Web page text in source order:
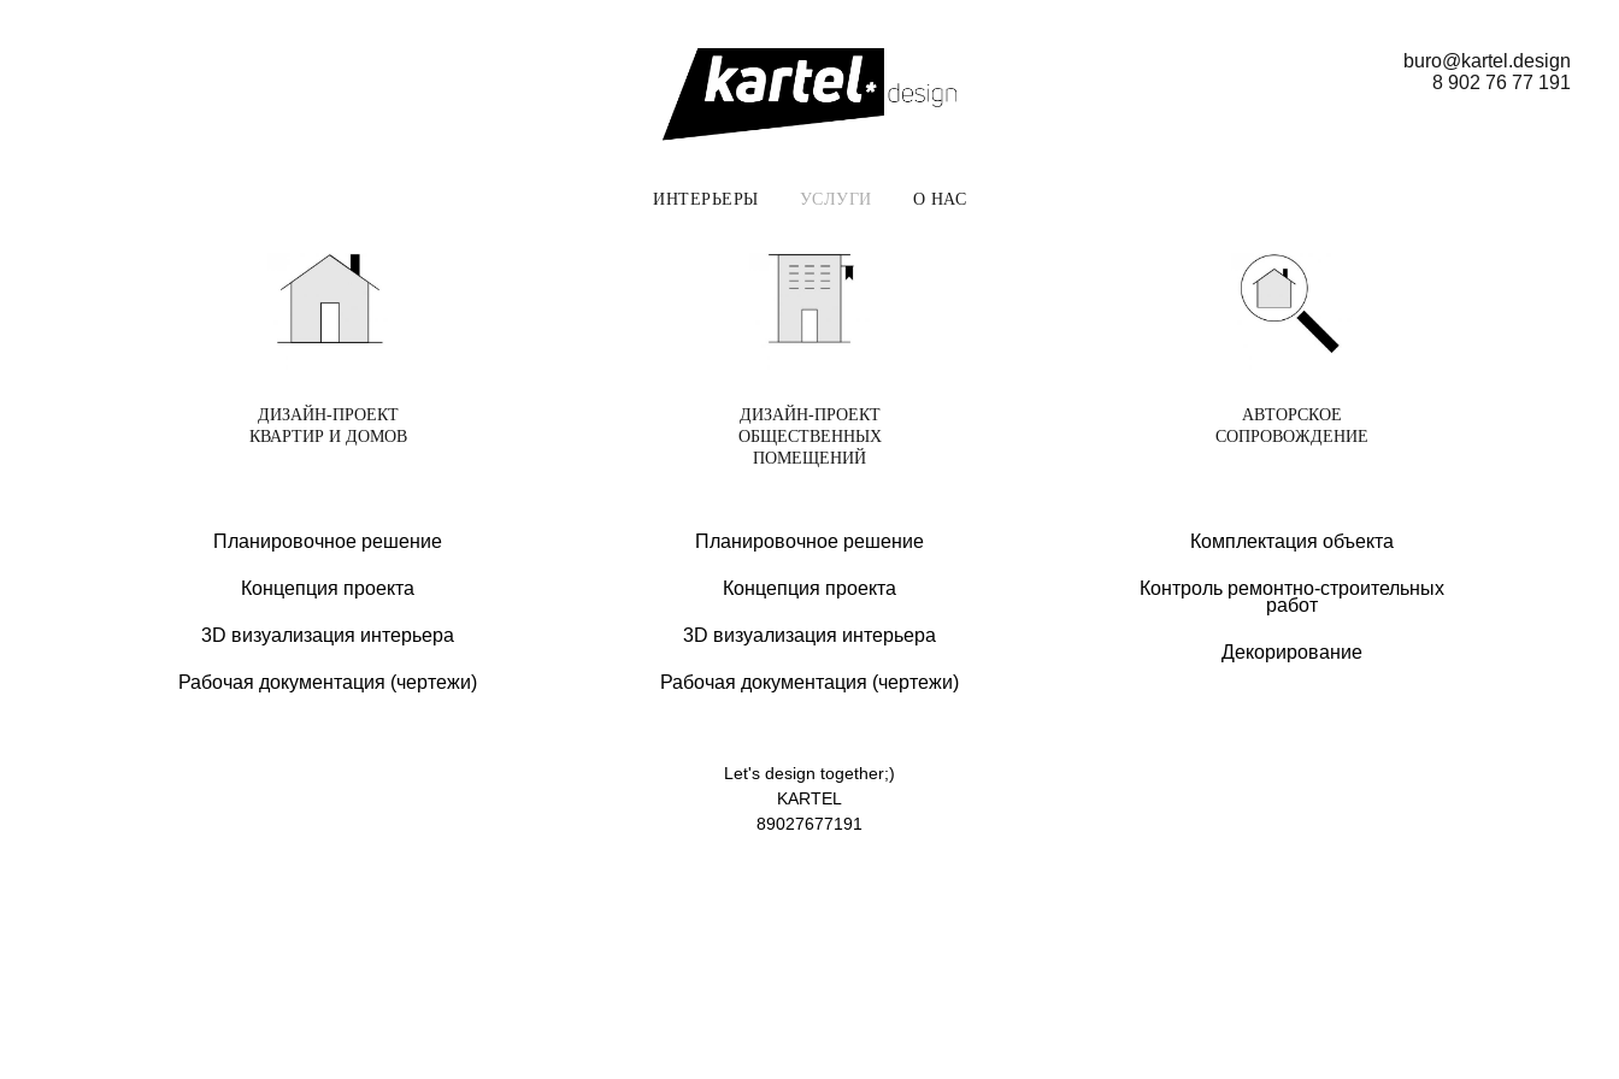
buro@kartel.design
8 902 76 77 191
ИНТЕРЬЕРЫ УСЛУГИ О НАС
ДИЗАЙН-ПРОЕКТ
КВАРТИР И ДОМОВ
Планировочное решение
Концепция проекта
3D визуализация интерьера
Рабочая документация (чертежи)
ДИЗАЙН-ПРОЕКТ
ОБЩЕСТВЕННЫХ
ПОМЕЩЕНИЙ
Планировочное решение
Концепция проекта
3D визуализация интерьера
Рабочая документация (чертежи)
АВТОРСКОЕ
СОПРОВОЖДЕНИЕ
Комплектация объекта
Контроль ремонтно-строительных
работ
Декорирование
Let's design together;)
KARTEL
89027677191